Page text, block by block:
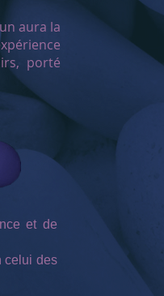
et de
celui des
aura la
porté